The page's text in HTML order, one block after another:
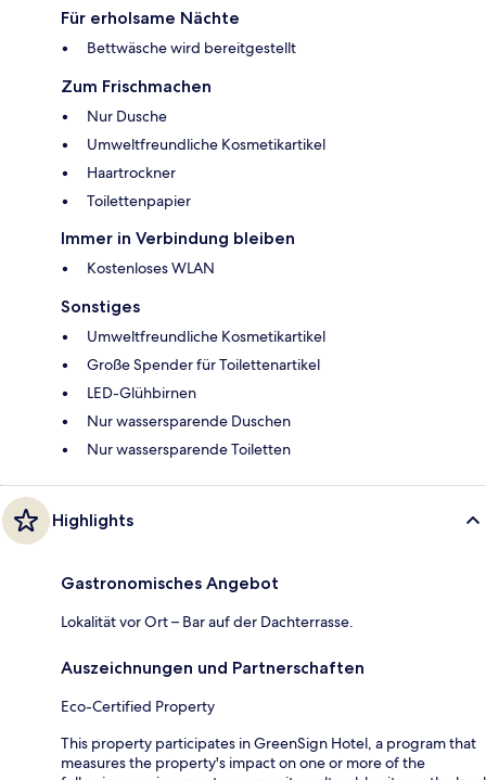
Für erholsame Nächte
Bettwäsche wird bereitgestellt
Zum Frischmachen
Nur Dusche
Umweltfreundliche Kosmetikartikel
Haartrockner
Toilettenpapier
Immer in Verbindung bleiben
Kostenloses WLAN
Sonstiges
Umweltfreundliche Kosmetikartikel
Große Spender für Toilettenartikel
LED-Glühbirnen
Nur wassersparende Duschen
Nur wassersparende Toiletten
Highlights
Gastronomisches Angebot
Lokalität vor Ort – Bar auf der Dachterrasse.
Auszeichnungen und Partnerschaften
Eco-Certified Property
This property participates in GreenSign Hotel, a program that
measures the property's impact on one or more of the